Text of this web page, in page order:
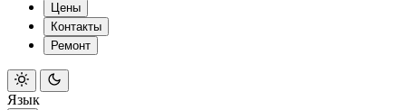
Цены
Контакты
Ремонт
Язык